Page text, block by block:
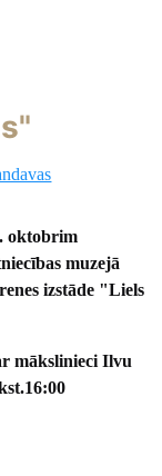
oktobrim
muzejā
izstāde "Liels
mākslinieci Ilvu